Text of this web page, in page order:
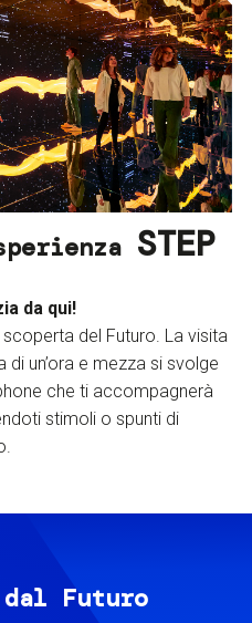
STEP
da qui!
del Futuro. La visita
un’ora e mezza si svolge
che ti accompagnerà
stimoli o spunti di
Futuro